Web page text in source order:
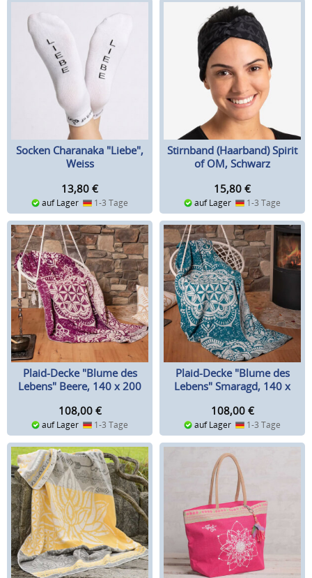
Socken Charanaka "Liebe",
Weiss
13,80 €
auf Lager 1-3 Tage
Stirnband (Haarband) Spirit
of OM, Schwarz
15,80 €
auf Lager 1-3 Tage
Plaid-Decke "Blume des
Lebens" Beere, 140 x 200
108,00 €
auf Lager 1-3 Tage
Plaid-Decke "Blume des
Lebens" Smaragd, 140 x
108,00 €
auf Lager 1-3 Tage